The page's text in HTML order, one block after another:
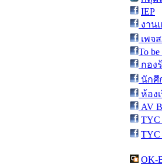
IEP
งาน
เพจ
To be
กอง
นักศึ
ห้อง
AV
OK-